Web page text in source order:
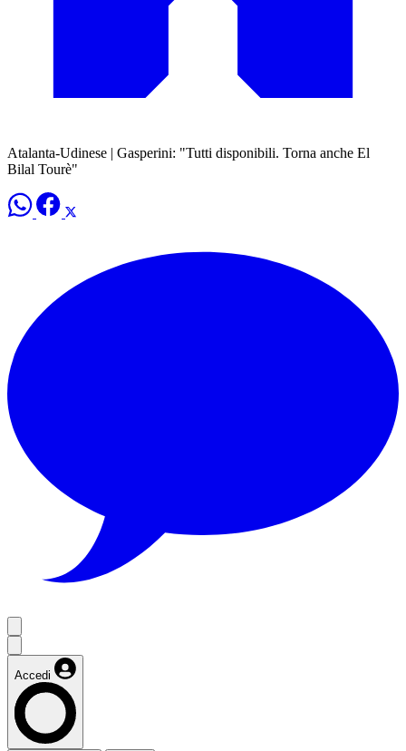
Atalanta-Udinese | Gasperini: "Tutti disponibili. Torna anche El
Bilal Tourè"
Accedi